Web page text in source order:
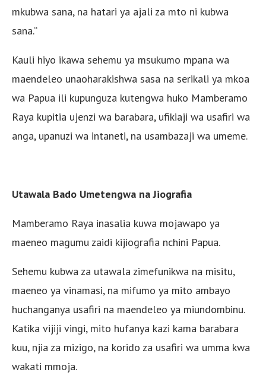
mkubwa sana, na hatari ya ajali za mto ni kubwa
sana.”
Kauli hiyo ikawa sehemu ya msukumo mpana wa
maendeleo unaoharakishwa sasa na serikali ya mkoa
wa Papua ili kupunguza kutengwa huko Mamberamo
Raya kupitia ujenzi wa barabara, ufikiaji wa usafiri wa
anga, upanuzi wa intaneti, na usambazaji wa umeme.
Utawala Bado Umetengwa na Jiografia
Mamberamo Raya inasalia kuwa mojawapo ya
maeneo magumu zaidi kijiografia nchini Papua.
Sehemu kubwa za utawala zimefunikwa na misitu,
maeneo ya vinamasi, na mifumo ya mito ambayo
huchanganya usafiri na maendeleo ya miundombinu.
Katika vijiji vingi, mito hufanya kazi kama barabara
kuu, njia za mizigo, na korido za usafiri wa umma kwa
wakati mmoja.